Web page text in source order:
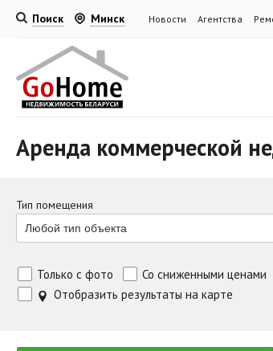
Поиск Минск Новости Агентства
Аренда коммерческой
Тип помещения
Любой тип объекта
Только с фото Со сниженными ценами
Отобразить результаты на карте